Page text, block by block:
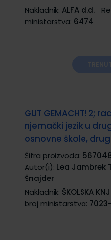
Nakladnik: ALFA d.d.
ministarstva: 6474
GUT GEMACHT! 2;
njemački jezik u
osnovne škole,
Šifra proizvoda: 567048
Autor(i): Lea Jambrek
Šnajder
Nakladnik: ŠKOLSKA
broj ministarstva: